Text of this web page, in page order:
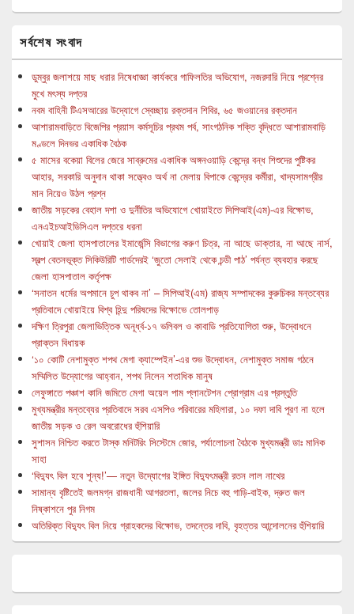
সর্বশেষ সংবাদ
ডুম্বুর জলাশয়ে মাছ ধরার নিষেধাজ্ঞা কার্যকরে গাফিলতির অভিযোগ, নজরদারি নিয়ে প্রশ্নের
মুখে মৎস্য দপ্তর
নবম বাহিনী টিএসআরের উদ্যোগে স্বেচ্ছায় রক্তদান শিবির, ৬৫ জওয়ানের রক্তদান
আশারামবাড়িতে বিজেপির প্রয়াস কর্মসূচির প্রথম পর্ব, সাংগঠনিক শক্তি বৃদ্ধিতে আশারামবাড়ি
মণ্ডলে দিনভর একাধিক বৈঠক
৫ মাসের বকেয়া বিলের জেরে সাব্রুমের একাধিক অঙ্গনওয়াড়ি কেন্দ্রে বন্ধ শিশুদের পুষ্টিকর
আহার, সরকারি অনুদান থাকা সত্ত্বেও অর্থ না মেলায় বিপাকে কেন্দ্রের কর্মীরা, খাদ্যসামগ্রীর
মান নিয়েও উঠল প্রশ্ন
জাতীয় সড়কের বেহাল দশা ও দুর্নীতির অভিযোগে খোয়াইতে সিপিআই(এম)-এর বিক্ষোভ,
এনএইচআইডিসিএল দপ্তরে ধরনা
খোয়াই জেলা হাসপাতালের ইমার্জেন্সি বিভাগের করুণ চিত্র, না আছে ডাক্তার, না আছে নার্স,
স্বল্প বেতনভূক্ত সিকিউরিটি গার্ডদেরই ‘জুতো সেলাই থেকে চন্ডী পাঠ’ পর্যন্ত ব্যবহার করছে
জেলা হাসপাতাল কর্তৃপক্ষ
‘সনাতন ধর্মের অপমানে চুপ থাকব না’ – সিপিআই(এম) রাজ্য সম্পাদকের কুরুচিকর মন্তব্যের
প্রতিবাদে খোয়াইয়ে বিশ্ব হিন্দু পরিষদের বিক্ষোভে তোলপাড়
দক্ষিণ ত্রিপুরা জেলাভিত্তিক অনূর্ধ্ব-১৭ ভলিবল ও কাবাডি প্রতিযোগিতা শুরু, উদ্বোধনে
প্রাক্তন বিধায়ক
‘১০ কোটি নেশামুক্ত শপথ মেগা ক্যাম্পেইন’-এর শুভ উদ্বোধন, নেশামুক্ত সমাজ গঠনে
সম্মিলিত উদ্যোগের আহ্বান, শপথ নিলেন শতাধিক মানুষ
লেফুঙ্গাতে পঞ্চাশ কানি জমিতে মেগা অয়েল পাম প্লানটেশন প্রোগ্রাম এর প্রস্তুতি
মুখ্যমন্ত্রীর মন্তব্যের প্রতিবাদে সরব এসপিও পরিবারের মহিলারা, ১০ দফা দাবি পূরণ না হলে
জাতীয় সড়ক ও রেল অবরোধের হুঁশিয়ারি
সুশাসন নিশ্চিত করতে টাস্ক মনিটরিং সিস্টেমে জোর, পর্যালোচনা বৈঠকে মুখ্যমন্ত্রী ডাঃ মানিক
সাহা
‘বিদ্যুৎ বিল হবে শূন্য!’— নতুন উদ্যোগের ইঙ্গিত বিদ্যুৎমন্ত্রী রতন লাল নাথের
সামান্য বৃষ্টিতেই জলমগ্ন রাজধানী আগরতলা, জলের নিচে বহু গাড়ি-বাইক, দ্রুত জল
নিষ্কাশনে পুর নিগম
অতিরিক্ত বিদ্যুৎ বিল নিয়ে গ্রাহকদের বিক্ষোভ, তদন্তের দাবি, বৃহত্তর আন্দোলনের হুঁশিয়ারি